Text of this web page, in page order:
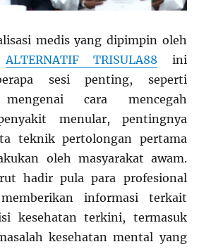
medis yang dipimpin oleh
ALTERNATIF TRISULA88 ini
sesi penting, seperti
mengenai cara mencegah
menular, pentingnya
teknik pertolongan pertama
oleh masyarakat awam.
hadir pula para profesional
informasi terkait
kesehatan terkini, termasuk
kesehatan mental yang